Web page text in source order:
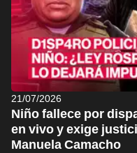
21/07/2026
Niño fallece por
en vivo y exige
Manuela Camacho